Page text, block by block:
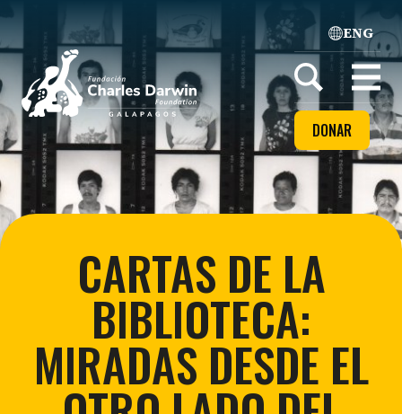
Home
ENG
Open
menu
DONAR
CARTAS DE LA
BIBLIOTECA:
MIRADAS DESDE EL